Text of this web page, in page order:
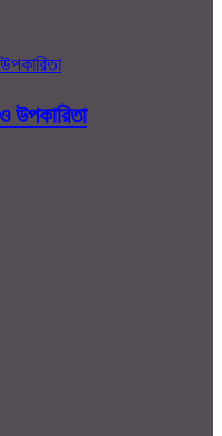
উপকারিতা